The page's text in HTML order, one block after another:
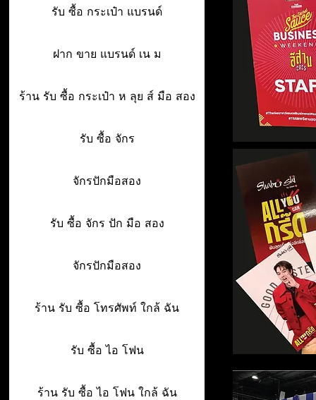
รับ ซื้อ กระเป๋า แบรนด์
ฝาก ขาย แบรนด์ เน ม
ร้าน รับ ซื้อ กระเป๋า ห ลุย ส์ มือ สอง
รับ ซื้อ จักร
จักรปักมือสอง
รับ ซื้อ จักร ปัก มือ สอง
จักรปักมือสอง
ร้าน รับ ซื้อ โทรศัพท์ ใกล้ ฉัน
รับ ซื้อ ไอ โฟน
ร้าน รับ ซื้อ ไอ โฟน ใกล้ ฉัน